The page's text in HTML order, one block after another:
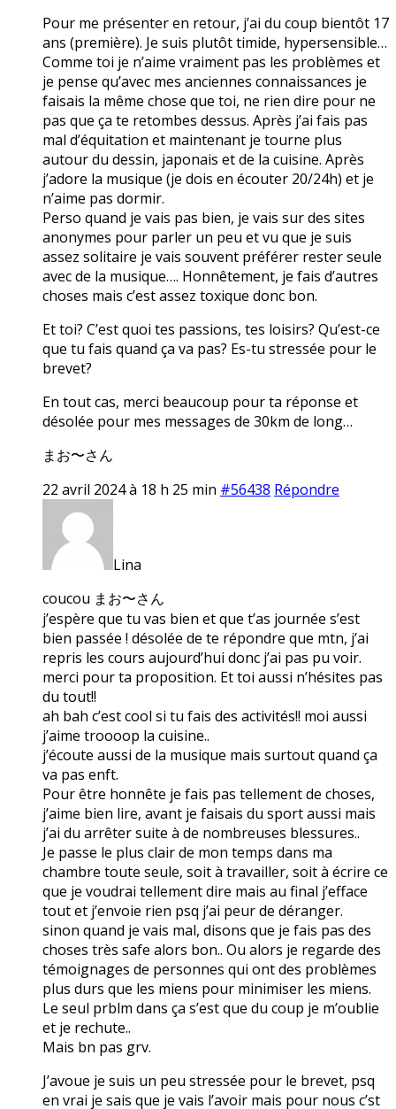
Pour me présenter en retour, j’ai du coup bientôt 17
ans (première). Je suis plutôt timide, hypersensible…
Comme toi je n’aime vraiment pas les problèmes et
je pense qu’avec mes anciennes connaissances je
faisais la même chose que toi, ne rien dire pour ne
pas que ça te retombes dessus. Après j’ai fais pas
mal d’équitation et maintenant je tourne plus
autour du dessin, japonais et de la cuisine. Après
j’adore la musique (je dois en écouter 20/24h) et je
n’aime pas dormir.
Perso quand je vais pas bien, je vais sur des sites
anonymes pour parler un peu et vu que je suis
assez solitaire je vais souvent préférer rester seule
avec de la musique…. Honnêtement, je fais d’autres
choses mais c’est assez toxique donc bon.
Et toi? C’est quoi tes passions, tes loisirs? Qu’est-ce
que tu fais quand ça va pas? Es-tu stressée pour le
brevet?
En tout cas, merci beaucoup pour ta réponse et
désolée pour mes messages de 30km de long…
まお〜さん
22 avril 2024 à 18 h 25 min #56438 Répondre
Lina
coucou まお〜さん
j’espère que tu vas bien et que t’as journée s’est
bien passée ! désolée de te répondre que mtn, j’ai
repris les cours aujourd’hui donc j’ai pas pu voir.
merci pour ta proposition. Et toi aussi n’hésites pas
du tout!!
ah bah c’est cool si tu fais des activités!! moi aussi
j’aime troooop la cuisine..
j’écoute aussi de la musique mais surtout quand ça
va pas enft.
Pour être honnête je fais pas tellement de choses,
j’aime bien lire, avant je faisais du sport aussi mais
j’ai du arrêter suite à de nombreuses blessures..
Je passe le plus clair de mon temps dans ma
chambre toute seule, soit à travailler, soit à écrire ce
que je voudrai tellement dire mais au final j’efface
tout et j’envoie rien psq j’ai peur de déranger.
sinon quand je vais mal, disons que je fais pas des
choses très safe alors bon.. Ou alors je regarde des
témoignages de personnes qui ont des problèmes
plus durs que les miens pour minimiser les miens.
Le seul prblm dans ça s’est que du coup je m’oublie
et je rechute..
Mais bn pas grv.
J’avoue je suis un peu stressée pour le brevet, psq
en vrai je sais que je vais l’avoir mais pour nous c’st